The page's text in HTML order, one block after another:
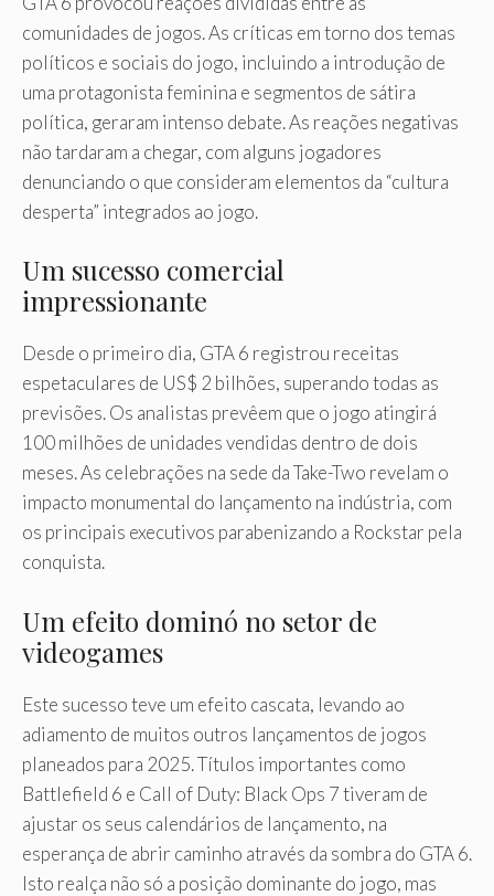
comunidades de jogos. As críticas em torno dos temas
políticos e sociais do jogo, incluindo a introdução de
uma protagonista feminina e segmentos de sátira
política, geraram intenso debate. As reações negativas
não tardaram a chegar, com alguns jogadores
denunciando o que consideram elementos da “cultura
desperta” integrados ao jogo.
Um sucesso comercial
impressionante
Desde o primeiro dia, GTA 6 registrou receitas
espetaculares de US$ 2 bilhões, superando todas as
previsões. Os analistas prevêem que o jogo atingirá
100 milhões de unidades vendidas dentro de dois
meses. As celebrações na sede da Take-Two revelam o
impacto monumental do lançamento na indústria, com
os principais executivos parabenizando a Rockstar pela
conquista.
Um efeito dominó no setor de
videogames
Este sucesso teve um efeito cascata, levando ao
adiamento de muitos outros lançamentos de jogos
planeados para 2025. Títulos importantes como
Battlefield 6 e Call of Duty: Black Ops 7 tiveram de
ajustar os seus calendários de lançamento, na
esperança de abrir caminho através da sombra do GTA 6.
Isto realça não só a posição dominante do jogo, mas